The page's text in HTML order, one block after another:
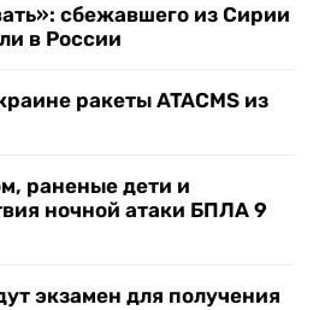
сбежавшего из Сирии
в России
ракеты ATACMS из
раненые дети и
ночной атаки БПЛА 9
экзамен для получения